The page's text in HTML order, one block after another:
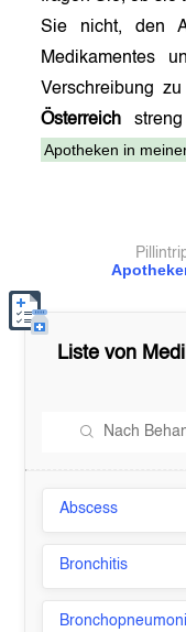
Sie nicht, den
Medikamentes
Verschreibung
Österreich
Apotheken in
Liste von
Abscess
Bronchitis